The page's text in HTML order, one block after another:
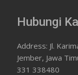
Hubungi
Address: Jl.
Jember, Jawa
331 338480